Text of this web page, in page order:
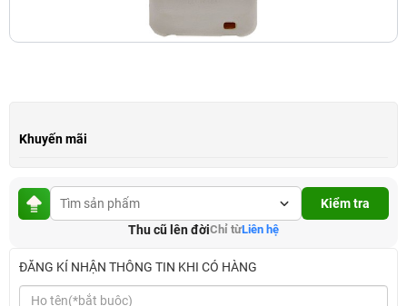
Khuyến mãi
Kiểm tra
Thu cũ lên đờiChỉ từLiên hệ
ĐĂNG KÍ NHẬN THÔNG TIN KHI CÓ HÀNG